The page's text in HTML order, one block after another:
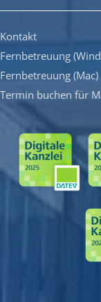
Kontakt
Fernbetreuung
Fernbetreuung (Mac)
Termin buchen für